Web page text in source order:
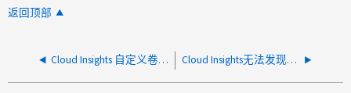
返回顶部
Cloud Insights 自定义卷容量报告不会填充所有集群的数据 Cloud Insights无法发现EMC Isilan阵列